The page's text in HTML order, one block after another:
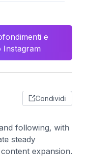
e
Instagram
Condividi
following, with
steady
expansion.